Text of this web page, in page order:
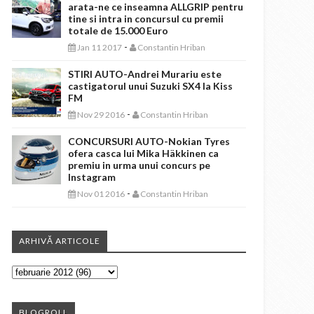
arata-ne ce inseamna ALLGRIP pentru
tine si intra in concursul cu premii
totale de 15.000 Euro
Jan 11 2017 - Constantin Hriban
STIRI AUTO-Andrei Murariu este
castigatorul unui Suzuki SX4 la Kiss
FM
Nov 29 2016 - Constantin Hriban
CONCURSURI AUTO-Nokian Tyres
ofera casca lui Mika Häkkinen ca
premiu in urma unui concurs pe
Instagram
Nov 01 2016 - Constantin Hriban
ARHIVĂ ARTICOLE